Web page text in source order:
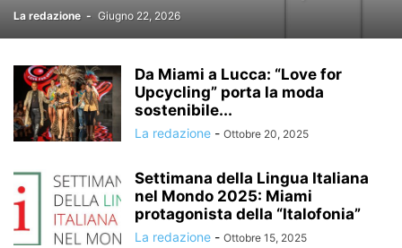
La redazione - Giugno 22, 2026
Da Miami a Lucca: “Love for
Upcycling” porta la moda
sostenibile...
La redazione - Ottobre 20, 2025
Settimana della Lingua Italiana
nel Mondo 2025: Miami
protagonista della “Italofonia”
La redazione - Ottobre 15, 2025